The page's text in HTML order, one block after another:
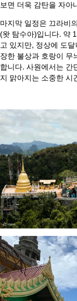
보면 더욱 감탄을 자아
마지막 일정은 끄라비
(왓 탐수아)입니다. 약
고 있지만, 정상에 도
장한 불상과 호랑이 무
합니다. 사원에서는 간
지 맑아지는 소중한 시